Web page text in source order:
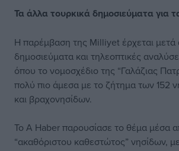
Τα άλλα τουρκικά δημοσιεύματα για
Η παρέμβαση της Milliyet έρχεται μετά
δημοσιεύματα και τηλεοπτικές
όπου το νομοσχέδιο της “Γαλάζιας
πολύ πιο άμεσα με το ζήτημα των 152
και βραχονησίδων.
Το A Haber παρουσίασε το θέμα μέσα
“ακαθόριστου καθεστώτος” νησίδων,